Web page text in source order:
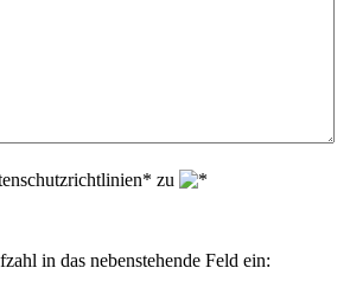
zu
in das nebenstehende Feld ein: